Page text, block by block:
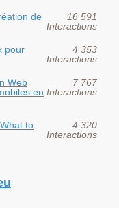
de
16 591
Interactions
pour
4 353
Interactions
Web
en
7 767
Interactions
to
4 320
Interactions